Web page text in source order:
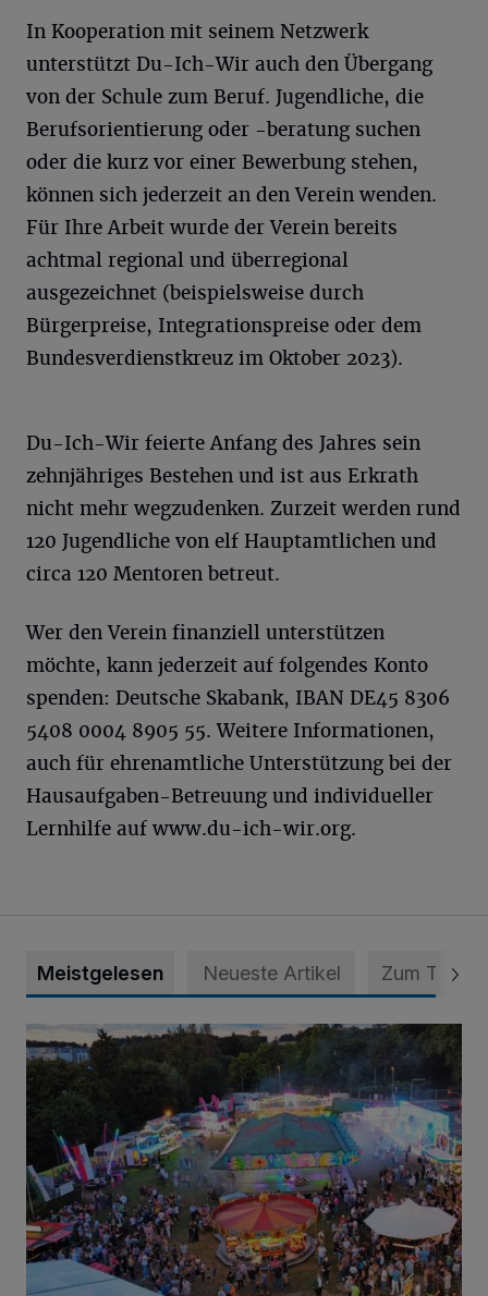
In Kooperation mit seinem Netzwerk
unterstützt Du-Ich-Wir auch den Übergang
von der Schule zum Beruf. Jugendliche, die
Berufsorientierung oder -beratung suchen
oder die kurz vor einer Bewerbung stehen,
können sich jederzeit an den Verein wenden.
Für Ihre Arbeit wurde der Verein bereits
achtmal regional und überregional
ausgezeichnet (beispielsweise durch
Bürgerpreise, Integrationspreise oder dem
Bundesverdienstkreuz im Oktober 2023).
Du-Ich-Wir feierte Anfang des Jahres sein
zehnjähriges Bestehen und ist aus Erkrath
nicht mehr wegzudenken. Zurzeit werden rund
120 Jugendliche von elf Hauptamtlichen und
circa 120 Mentoren betreut.
Wer den Verein finanziell unterstützen
möchte, kann jederzeit auf folgendes Konto
spenden: Deutsche Skabank, IBAN DE45 8306
5408 0004 8905 55. Weitere Informationen,
auch für ehrenamtliche Unterstützung bei der
Hausaufgaben-Betreuung und individueller
Lernhilfe auf www.du-ich-wir.org.
Meistgelesen Neueste Artikel Zum Thema
Vier Tage mit vollem Programm